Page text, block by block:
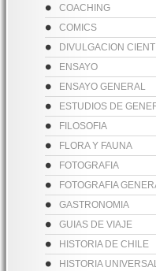
COACHING
COMICS
DIVULGACION
ENSAYO
ENSAYO GENERAL
ESTUDIOS DE
FILOSOFIA
FLORA Y FAUNA
FOTOGRAFIA
FOTOGRAFIA
GASTRONOMIA
GUIAS DE VIAJE
HISTORIA DE CHILE
HISTORIA